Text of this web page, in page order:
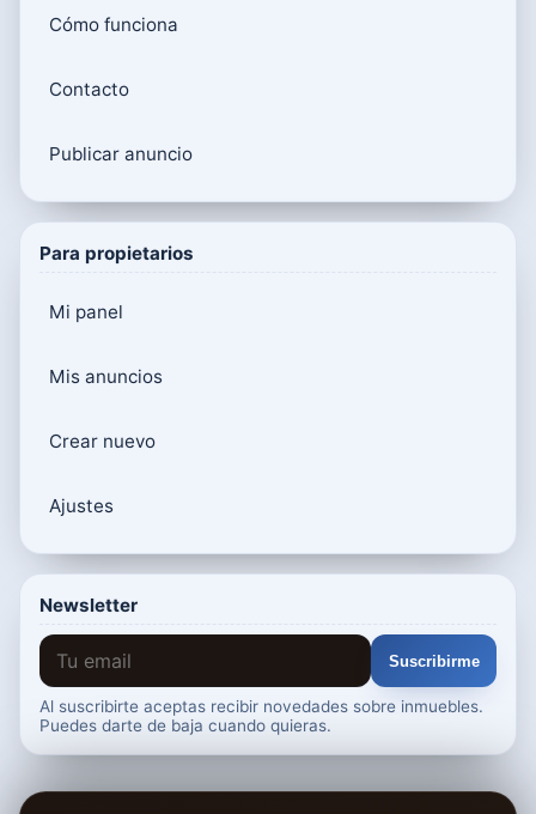
Cómo funciona
Contacto
Publicar anuncio
Para propietarios
Mi panel
Mis anuncios
Crear nuevo
Ajustes
Newsletter
Suscribirme
Al suscribirte aceptas recibir novedades sobre inmuebles.
Puedes darte de baja cuando quieras.